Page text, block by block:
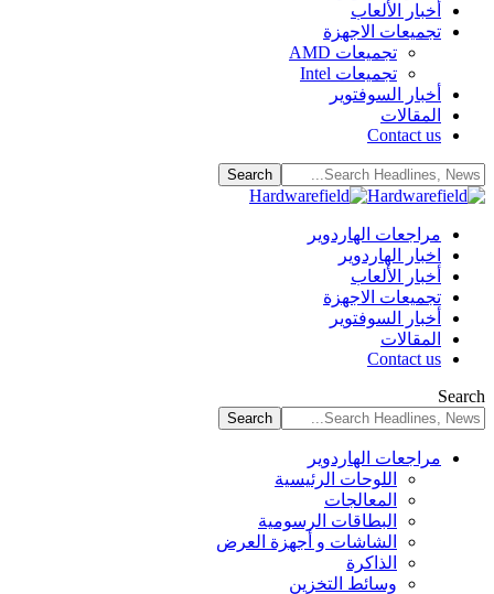
أخبار الألعاب
تجميعات الاجهزة
تجميعات AMD
تجميعات Intel
أخبار السوفتوير
المقالات
Contact us
مراجعات الهاردوير
اخبار الهاردوير
أخبار الألعاب
تجميعات الاجهزة
أخبار السوفتوير
المقالات
Contact us
Search
مراجعات الهاردوير
اللوحات الرئيسية
المعالجات
البطاقات الرسومية
الشاشات و أجهزة العرض
الذاكرة
وسائط التخزين